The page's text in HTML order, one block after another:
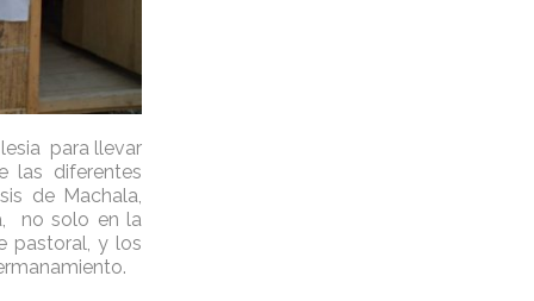
para llevar
las diferentes
de Machala,
no solo en la
pastoral, y los